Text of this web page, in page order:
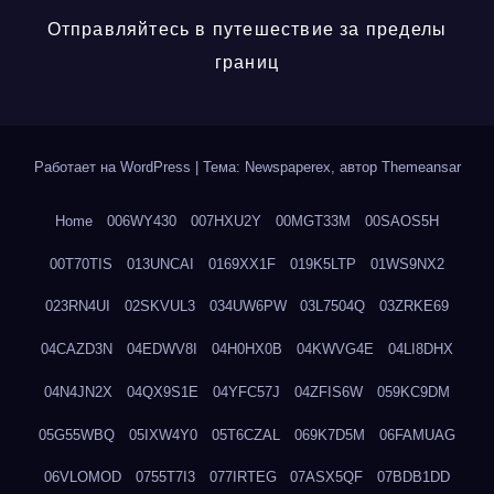
Отправляйтесь в путешествие за пределы
границ
Работает на WordPress Тема: Newspaperex, автор Themeansar
Home 006WY430 007HXU2Y 00MGT33M 00SAOS5H
00T70TIS 013UNCAI 0169XX1F 019K5LTP 01WS9NX2
023RN4UI 02SKVUL3 034UW6PW 03L7504Q 03ZRKE69
04CAZD3N 04EDWV8I 04H0HX0B 04KWVG4E 04LI8DHX
04N4JN2X 04QX9S1E 04YFC57J 04ZFIS6W 059KC9DM
05G55WBQ 05IXW4Y0 05T6CZAL 069K7D5M 06FAMUAG
06VLOMOD 0755T7I3 077IRTEG 07ASX5QF 07BDB1DD